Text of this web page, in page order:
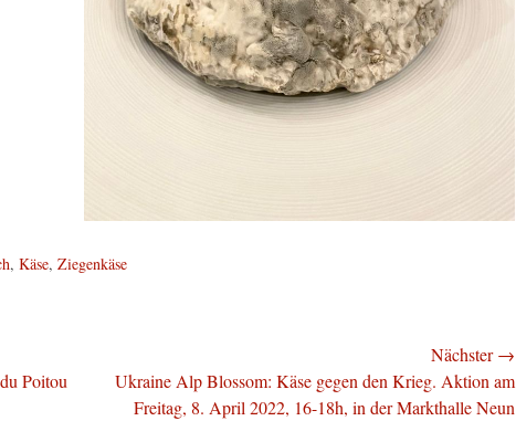
, Käse, Ziegenkäse
Poitou
Nächster →
Nächster
Beitrag:
Ukraine Alp Blossom: Käse gegen den Krieg. Aktion am
Freitag, 8. April 2022, 16-18h, in der Markthalle Neun